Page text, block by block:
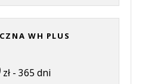
WH PLUS
zł - 365 dni